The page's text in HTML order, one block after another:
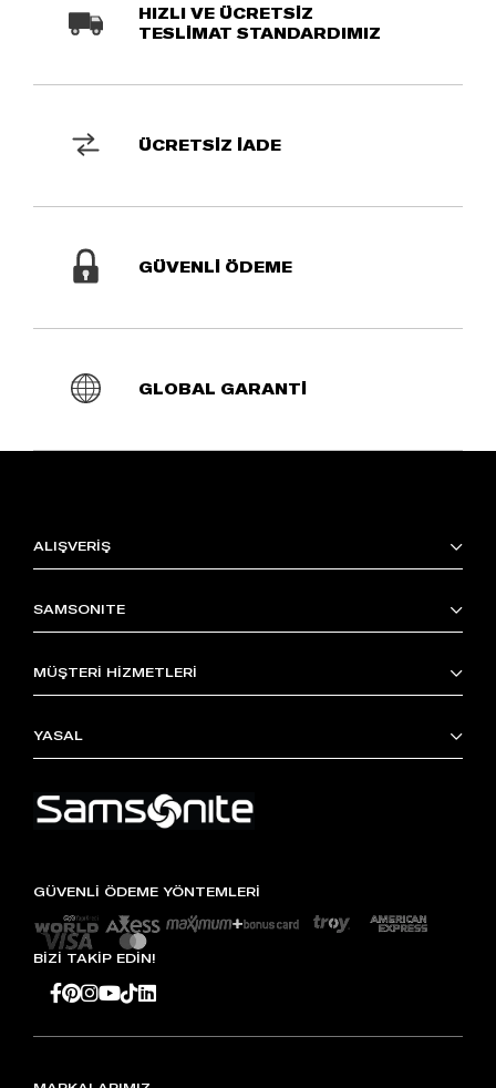
HIZLI VE ÜCRETSİZ
TESLİMAT STANDARDIMIZ
ÜCRETSİZ İADE
GÜVENLİ ÖDEME
GLOBAL GARANTİ
ALIŞVERİŞ
SAMSONITE
MÜŞTERİ HİZMETLERİ
YASAL
GÜVENLİ ÖDEME YÖNTEMLERİ
BİZİ TAKİP EDİN!